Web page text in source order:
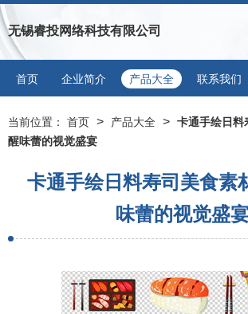
无锡睿投网络科技有限公司
首页 企业简介 产品大全 联系我们
当前位置： 首页 > 产品大全 > 卡通手绘日料
醒味蕾的视觉盛宴
卡通手绘日料寿司美食素
味蕾的视觉盛